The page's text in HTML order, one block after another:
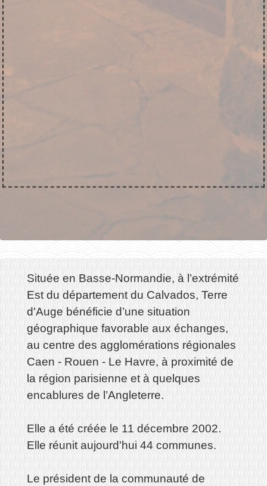
Située en Basse-Normandie, à l’extrémité
Est du département du Calvados, Terre
d'Auge bénéficie d’une situation
géographique favorable aux échanges,
au centre des agglomérations régionales
Caen - Rouen - Le Havre, à proximité de
la région parisienne et à quelques
encablures de l’Angleterre.
Elle a été créée le 11 décembre 2002.
Elle réunit aujourd'hui 44 communes.
Le président de la communauté de